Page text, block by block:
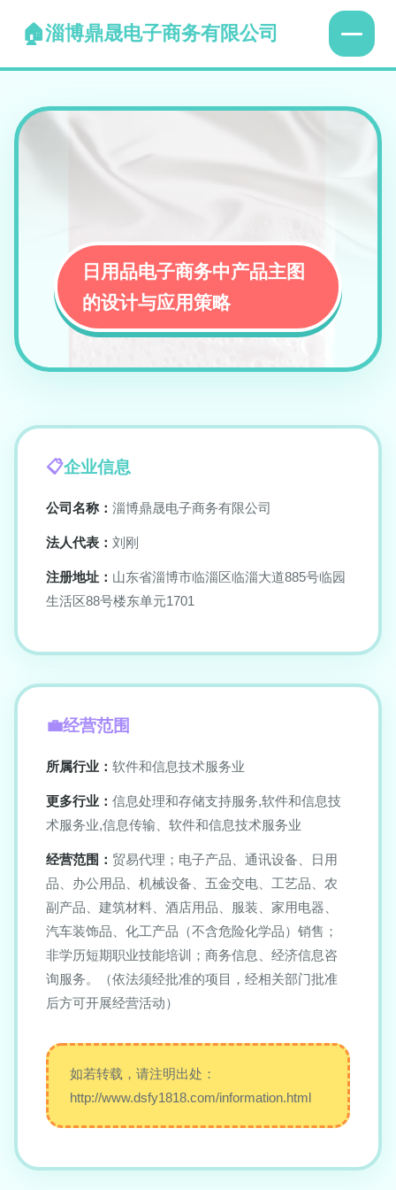
淄博鼎晟电子商务有限公司
日用品电子商务中产品主图
的设计与应用策略
企业信息
公司名称： 淄博鼎晟电子商务有限公司
法人代表： 刘刚
注册地址： 山东省淄博市临淄区临淄大道885号临园
生活区88号楼东单元1701
经营范围
所属行业： 软件和信息技术服务业
更多行业： 信息处理和存储支持服务,软件和信息技
术服务业,信息传输、软件和信息技术服务业
经营范围： 贸易代理；电子产品、通讯设备、日用
品、办公用品、机械设备、五金交电、工艺品、农
副产品、建筑材料、酒店用品、服装、家用电器、
汽车装饰品、化工产品（不含危险化学品）销售；
非学历短期职业技能培训；商务信息、经济信息咨
询服务。（依法须经批准的项目，经相关部门批准
后方可开展经营活动）
如若转载，请注明出处：
http://www.dsfy1818.com/information.html